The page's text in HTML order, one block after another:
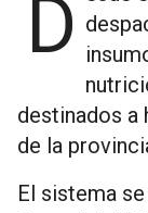
Desde este lunes comenzará un nuevo
destinados a
de la
El sistema